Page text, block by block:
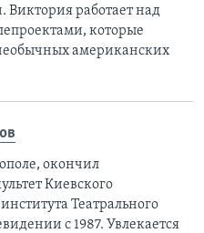
Виктория работает над
которые
американских
окончил
Киевского
Театрального
с 1987. Увлекается